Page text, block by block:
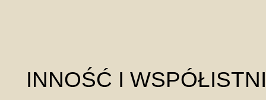
INNOŚĆ I